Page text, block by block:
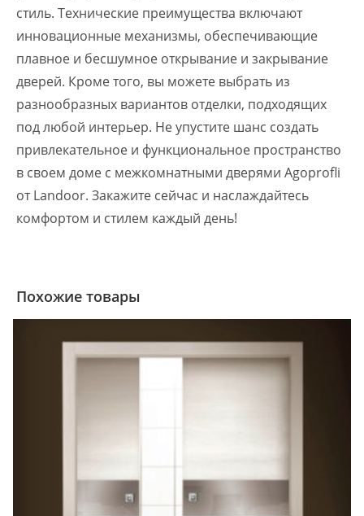
стиль. Технические преимущества включают
инновационные механизмы, обеспечивающие
плавное и бесшумное открывание и закрывание
дверей. Кроме того, вы можете выбрать из
разнообразных вариантов отделки, подходящих
под любой интерьер. Не упустите шанс создать
привлекательное и функциональное пространство
в своем доме с межкомнатными дверями Agoprofli
от Landoor. Закажите сейчас и наслаждайтесь
комфортом и стилем каждый день!
Похожие товары